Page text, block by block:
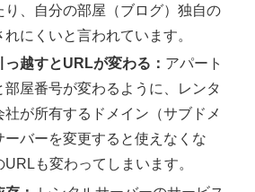
り、自分の部屋（ブログ）独自の
にくいと言われています。
っ越すとURLが変わる： アパート
部屋番号が変わるように、レンタ
社が所有するドメイン（サブドメ
ーバーを変更すると使えなくな
URLも変わってしまいます。